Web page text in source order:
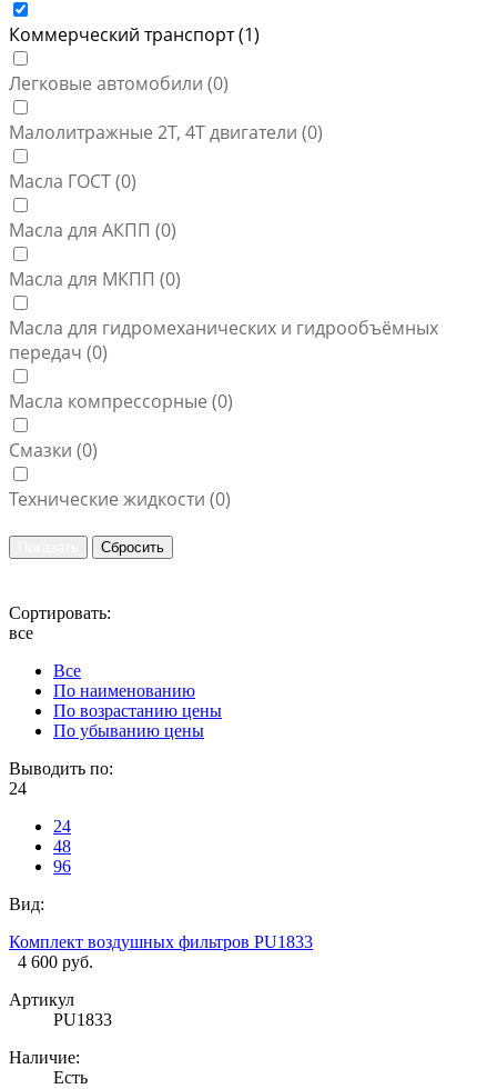
Коммерческий транспорт (1)
Легковые автомобили (0)
Малолитражные 2Т, 4Т двигатели (0)
Масла ГОСТ (0)
Масла для АКПП (0)
Масла для МКПП (0)
Масла для гидромеханических и гидрообъёмных
передач (0)
Масла компрессорные (0)
Смазки (0)
Технические жидкости (0)
Сортировать:
все
Все
По наименованию
По возрастанию цены
По убыванию цены
Выводить по:
24
24
48
96
Вид:
Комплект воздушных фильтров PU1833
4 600 руб.
Артикул
PU1833
Наличие:
Есть